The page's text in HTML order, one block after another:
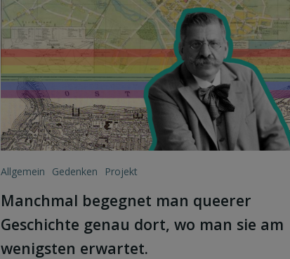
Allgemein Gedenken Projekt
Manchmal begegnet man queerer
Geschichte genau dort, wo man sie am
wenigsten erwartet.